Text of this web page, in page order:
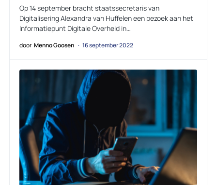
Op 14 september bracht staatssecretaris van
Digitalisering Alexandra van Huffelen een bezoek aan het
Informatiepunt Digitale Overheid in…
door Menno Goosen 16 september 2022